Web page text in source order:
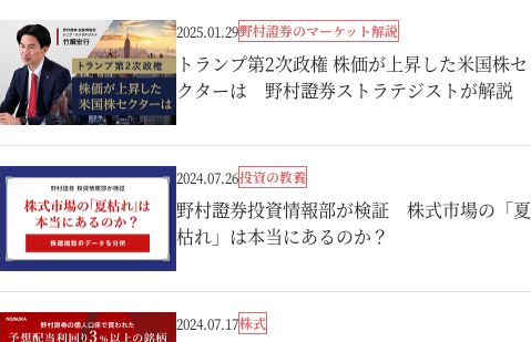
2025.01.29野村證券のマーケット解説
トランプ第2次政権 株価が上昇した米国株セ
クターは 野村證券ストラテジストが解説
2024.07.26投資の教養
野村證券投資情報部が検証 株式市場の「夏
枯れ」は本当にあるのか？
2024.07.17株式